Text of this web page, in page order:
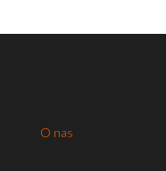
O nas